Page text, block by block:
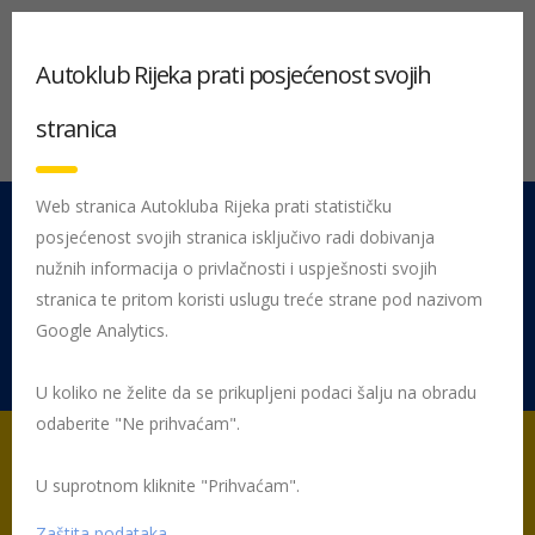
051 212 442 Centrala
Pon - Pet 08:00 - 16:00
Rujevica 9/1, 51000 Rijeka
Početna A mogu li, kao član…?
Autoklub Rijeka prati posjećenost svojih
stranica
Web stranica Autokluba Rijeka prati statističku
posjećenost svojih stranica isključivo radi dobivanja
nužnih informacija o privlačnosti i uspješnosti svojih
stranica te pritom koristi uslugu treće strane pod nazivom
Google Analytics.
U koliko ne želite da se prikupljeni podaci šalju na obradu
odaberite "Ne prihvaćam".
U suprotnom kliknite "Prihvaćam".